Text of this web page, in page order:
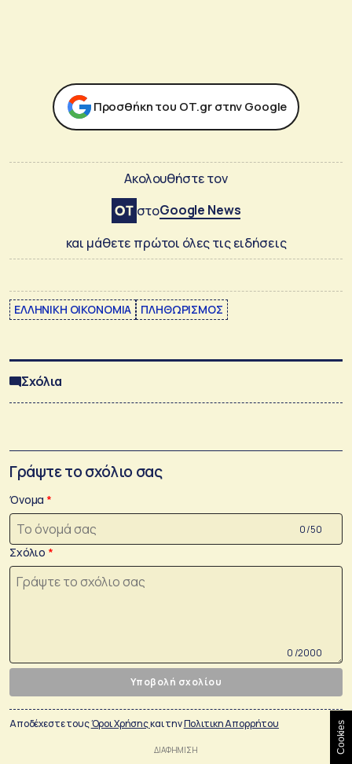
Προσθήκη του ΟΤ.gr στην Google
Ακολουθήστε τον
στοGoogle News
και μάθετε πρώτοι όλες τις ειδήσεις
ΕΛΛΗΝΙΚΗ ΟΙΚΟΝΟΜΙΑ ΠΛΗΘΩΡΙΣΜΟΣ
Σχόλια
Γράψτε το σχόλιο σας
Όνομα
0 /50
Σχόλιο
0 /2000
Υποβολή σχολίου
Αποδέχεστε τουςΌροι Χρήσηςκαι τηνΠολιτικη Απορρήτου Cookies